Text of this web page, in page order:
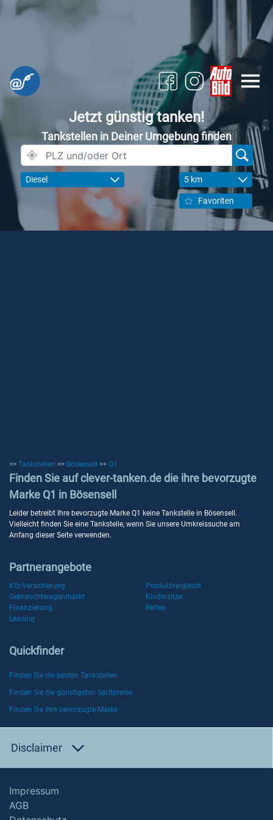
Jetzt günstig tanken!
Tankstellen in Deiner Umgebung finden
Diesel 5 km
Favoriten
>> Tankstellen >> Bösensell >> Q1
Finden Sie auf clever-tanken.de die ihre bevorzugte
Marke Q1 in Bösensell
Leider betreibt Ihre bevorzugte Marke Q1 keine Tankstelle in Bösensell.
Vielleicht finden Sie eine Tankstelle, wenn Sie unsere Umkreissuche am
Anfang dieser Seite verwenden.
Partnerangebote
Kfz-Versicherung
Produktvergleich
Gebrauchtwagenmarkt
Kindersitze
Finanzierung
Reifen
Leasing
Quickfinder
Finden Sie die besten Tankstellen
Finden Sie die günstigsten Spritpreise
Finden Sie Ihre bevorzugte Marke
Disclaimer
Impressum
AGB